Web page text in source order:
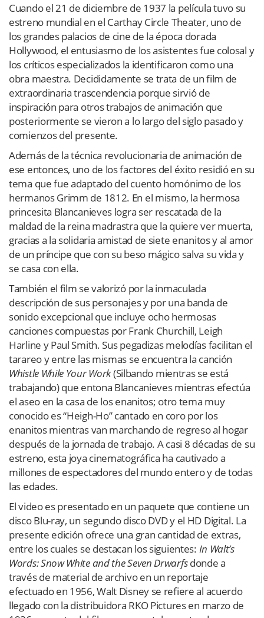
Cuando el 21 de diciembre de 1937 la película tuvo su
estreno mundial en el Carthay Circle Theater, uno de
los grandes palacios de cine de la época dorada
Hollywood, el entusiasmo de los asistentes fue colosal y
los críticos especializados la identificaron como una
obra maestra. Decididamente se trata de un film de
extraordinaria trascendencia porque sirvió de
inspiración para otros trabajos de animación que
posteriormente se vieron a lo largo del siglo pasado y
comienzos del presente.
Además de la técnica revolucionaria de animación de
ese entonces, uno de los factores del éxito residió en su
tema que fue adaptado del cuento homónimo de los
hermanos Grimm de 1812. En el mismo, la hermosa
princesita Blancanieves logra ser rescatada de la
maldad de la reina madrastra que la quiere ver muerta,
gracias a la solidaria amistad de siete enanitos y al amor
de un príncipe que con su beso mágico salva su vida y
se casa con ella.
También el film se valorizó por la inmaculada
descripción de sus personajes y por una banda de
sonido excepcional que incluye ocho hermosas
canciones compuestas por Frank Churchill, Leigh
Harline y Paul Smith. Sus pegadizas melodías facilitan el
tarareo y entre las mismas se encuentra la canción
Whistle While Your Work(Silbando mientras se está
trabajando) que entona Blancanieves mientras efectúa
el aseo en la casa de los enanitos; otro tema muy
conocido es “Heigh-Ho” cantado en coro por los
enanitos mientras van marchando de regreso al hogar
después de la jornada de trabajo. A casi 8 décadas de su
estreno, esta joya cinematográfica ha cautivado a
millones de espectadores del mundo entero y de todas
las edades.
El video es presentado en un paquete que contiene un
disco Blu-ray, un segundo disco DVD y el HD Digital. La
presente edición ofrece una gran cantidad de extras,
entre los cuales se destacan los siguientes: In Walt’s
Words: Snow White and the Seven Drwarfsdonde a
través de material de archivo en un reportaje
efectuado en 1956, Walt Disney se refiere al acuerdo
llegado con la distribuidora RKO Pictures en marzo de